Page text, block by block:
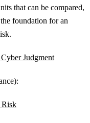
that can be compared,
foundation for an
Judgment
Risk